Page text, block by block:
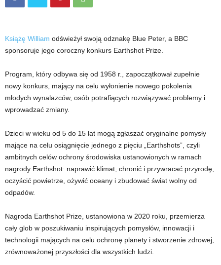
Książę William odświeżył swoją odznakę Blue Peter, a BBC
sponsoruje jego coroczny konkurs Earthshot Prize.
Program, który odbywa się od 1958 r., zapoczątkował zupełnie
nowy konkurs, mający na celu wyłonienie nowego pokolenia
młodych wynalazców, osób potrafiących rozwiązywać problemy i
wprowadzać zmiany.
Dzieci w wieku od 5 do 15 lat mogą zgłaszać oryginalne pomysły
mające na celu osiągnięcie jednego z pięciu „Earthshots”, czyli
ambitnych celów ochrony środowiska ustanowionych w ramach
nagrody Earthshot: naprawić klimat, chronić i przywracać przyrodę,
oczyścić powietrze, ożywić oceany i zbudować świat wolny od
odpadów.
Nagroda Earthshot Prize, ustanowiona w 2020 roku, przemierza
cały glob w poszukiwaniu inspirujących pomysłów, innowacji i
technologii mających na celu ochronę planety i stworzenie zdrowej,
zrównoważonej przyszłości dla wszystkich ludzi.